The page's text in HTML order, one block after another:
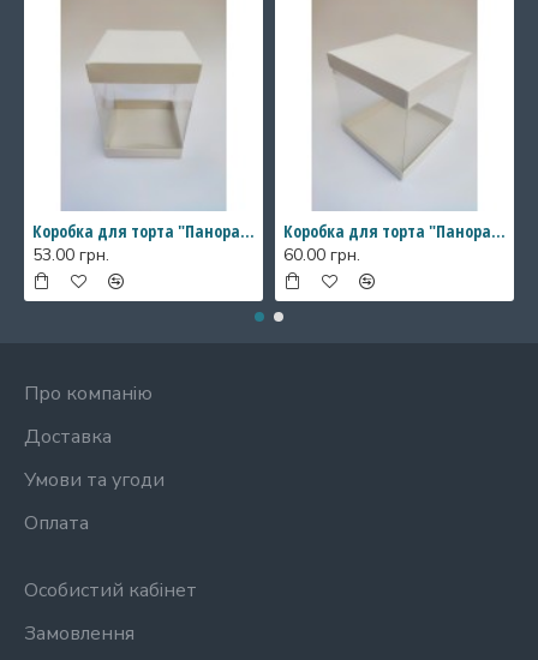
Коробка для торта "Панорама" з прозорими стінками, 146*146*200 мм
53.00 грн.
Коробка для торта "Панорама" з прозорими стінками, 196*196*200 мм
60.00 грн.
Про компанію
Доставка
Умови та угоди
Оплата
Особистий кабінет
Замовлення